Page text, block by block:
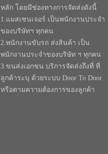
หลัก โดยมีช่องทางการจัดส่งดังนี้
1.แมสเซนเจอร์ เป็นพนักงานประจำ
ของบริษัทฯ ทุกคน
2.พนักงานขับรถ ส่งสินค้า เป็น
พนักงานประจำของบริษัท ฯ ทุกคน
3.ขนส่งเอกชน บริการจัดส่งถึงที่ ที่
ลูกค้าระบุ ด้วยระบบ Door To Door
หรือตามความต้องการของลูกค้า